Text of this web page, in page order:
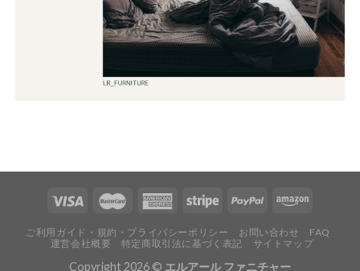
ご利用ガイド・規約・プライバシーポリシー お問い合わせ
FAQ
運営会社概要
特定商取引法に基づく表記 サイトマップ
Copyright 2026 © エルアール ファニチャー